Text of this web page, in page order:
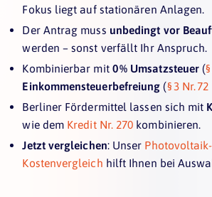
Fokus liegt auf stationären Anlagen.
Der Antrag muss unbedingt vor
werden – sonst verfällt Ihr Anspruch.
Kombinierbar mit 0 % Umsatzsteuer (
Einkommensteuerbefreiung (§ 3 Nr. 72
Berliner Fördermittel lassen sich mit
wie dem Kredit Nr. 270 kombinieren.
Jetzt vergleichen: Unser
Kostenvergleich hilft Ihnen bei